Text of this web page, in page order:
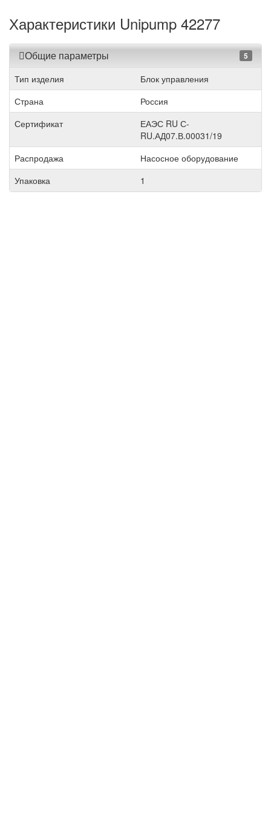
Характеристики Unipump 42277
Общие параметры 5
Тип изделия
Блок управления
Страна
Россия
Сертификат
ЕАЭС RU С-
RU.АД07.В.00031/19
Распродажа
Насосное оборудование
Упаковка
1